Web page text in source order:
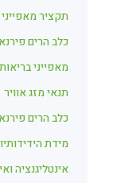
תקציר
כלב הרים
מאפייני בריאות
תנאי מזג אוויר
כלב הרים
מידת
אינטליגנציה